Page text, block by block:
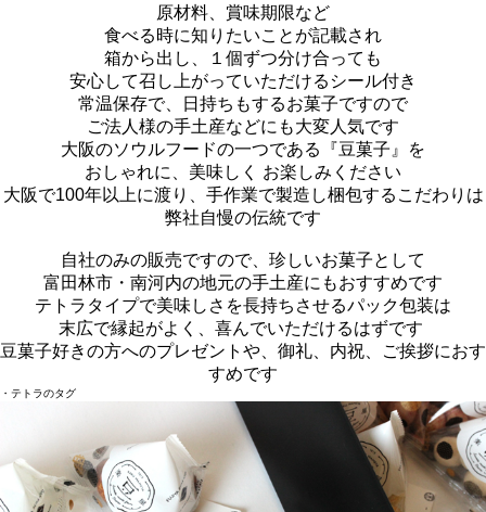
原材料、賞味期限など
食べる時に知りたいことが記載され
箱から出し、１個ずつ分け合っても
安心して召し上がっていただけるシール付き
常温保存で、日持ちもするお菓子ですので
ご法人様の手土産などにも大変人気です
大阪のソウルフードの一つである『豆菓子』を
おしゃれに、美味しく お楽しみください
大阪で100年以上に渡り、手作業で製造し梱包するこだわりは
弊社自慢の伝統です
自社のみの販売ですので、珍しいお菓子として
富田林市・南河内の地元の手土産にもおすすめです
テトラタイプで美味しさを長持ちさせるパック包装は
末広で縁起がよく、喜んでいただけるはずです
豆菓子好きの方へのプレゼントや、御礼、内祝、ご挨拶におす
すめです
・テトラのタグ